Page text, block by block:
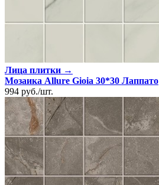
Лица плитки →
Мозаика Allure Gioia 30*30 Лаппато
994 руб./шт.